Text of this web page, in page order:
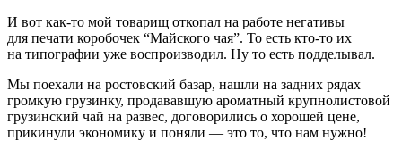
И вот как‑то мой товарищ откопал на работе негативы
для печати коробочек “Майского чая”. То есть кто‑то их
на типографии уже воспроизводил. Ну то есть подделывал.
Мы поехали на ростовский базар, нашли на задних рядах
громкую грузинку, продававшую ароматный крупнолистовой
грузинский чай на развес, договорились о хорошей цене,
прикинули экономику и поняли — это то, что нам нужно!